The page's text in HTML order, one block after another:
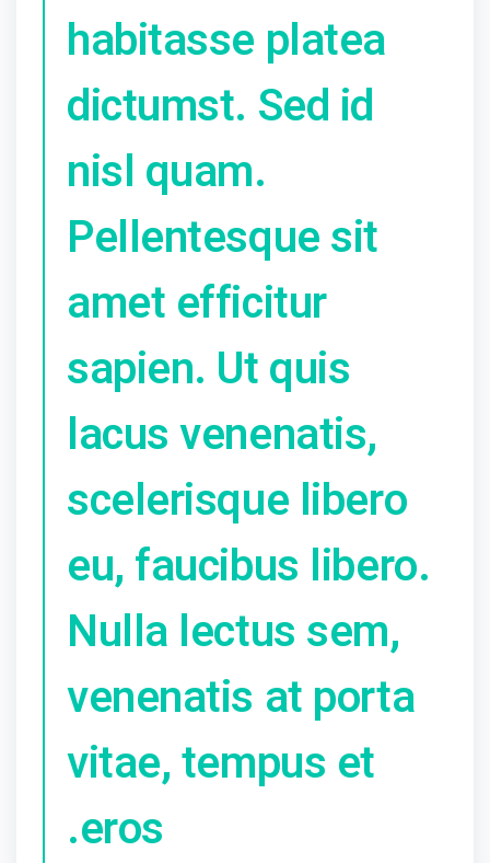
habitasse platea
dictumst. Sed id
nisl quam.
Pellentesque sit
amet efficitur
sapien. Ut quis
lacus venenatis,
scelerisque libero
eu, faucibus libero.
Nulla lectus sem,
venenatis at porta
vitae, tempus et
eros.